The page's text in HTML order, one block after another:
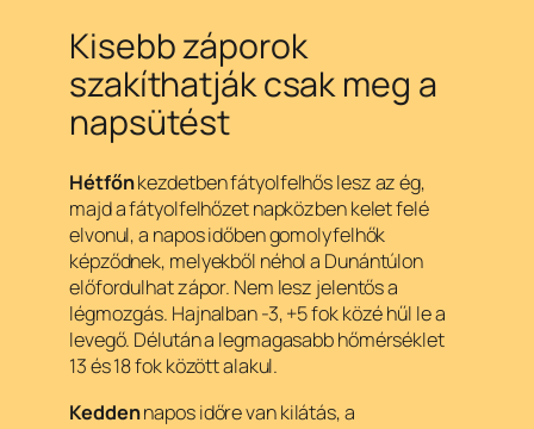
Kisebb záporok
szakíthatják csak meg a
napsütést
Hétfőnkezdetben fátyolfelhős lesz az ég,
majd a fátyolfelhőzet napközben kelet felé
elvonul, a napos időben gomolyfelhők
képződnek, melyekből néhol a Dunántúlon
előfordulhat zápor. Nem lesz jelentős a
légmozgás. Hajnalban -3, +5 fok közé hűl le a
levegő. Délután a legmagasabb hőmérséklet
13 és 18 fok között alakul.
Keddennapos időre van kilátás, a